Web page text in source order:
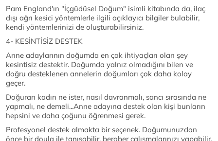
Pam England'ın "İçgüdüsel Doğum" isimli kitabında da, ilaç
dışı ağrı kesici yöntemlerle ilgili açıklayıcı bilgiler bulabilir,
kendi yöntemlerinizi de oluşturabilirsiniz.
4- KESİNTİSİZ DESTEK
Anne adaylarının doğumda en çok ihtiyaçları olan şey
kesintisiz destektir. Doğumda yalnız olmadığını bilen ve
doğru desteklenen annelerin doğumları çok daha kolay
geçer.
Doğuran kadın ne ister, nasıl davranmalı, sancı sırasında ne
yapmalı, ne demeli...Anne adayına destek olan kişi bunların
hepsini ve daha çoğunu öğrenmesi gerek.
Profesyonel destek almakta bir seçenek. Doğumunuzdan
önce bir doula ile tanışabilir, beraber çalışmalarınızı yapabilir,